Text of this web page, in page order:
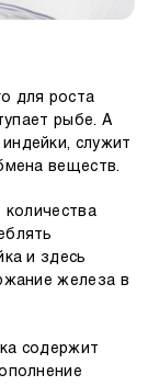
для роста
рыбе. А
служит
веществ.
количества
и здесь
железа в
содержит